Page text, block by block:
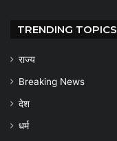
TRENDING TOPICS
राज्य
Breaking News
देश
धर्म